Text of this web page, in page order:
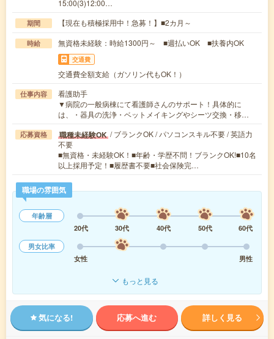
15:00(3)12:00…
期間 【現在も積極採用中！急募！】■2カ月～
時給 無資格未経験：時給1300円～ ■週払いOK ■扶養内OK
交通費
交通費全額支給（ガソリン代もOK！）
仕事内容
看護助手
▼病院の一般病棟にて看護師さんのサポート！具体的に
は、・器具の洗浄・ベットメイキングやシーツ交換・移…
応募資格 職種未経験OK / ブランクOK / パソコンスキル不要 / 英語力
不要
■無資格・未経験OK！■年齢・学歴不問！ブランクOK!■10名
以上採用予定！■履歴書不要■社会保険完…
職場の雰囲気
年齢層
20代
30代 40代 50代
60代
男女比率
女性
男性
もっと見る
気になる! 応募へ進む 詳しく見る